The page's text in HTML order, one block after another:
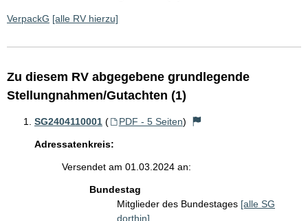
VerpackG [alle RV hierzu]
Zu diesem RV abgegebene grundlegende
Stellungnahmen/Gutachten (1)
SG2404110001 ( PDF - 5 Seiten)
Adressatenkreis:
Versendet am 01.03.2024 an:
Bundestag
Mitglieder des Bundestages [alle SG
dorthin]